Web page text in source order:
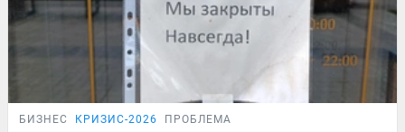
БИЗНЕС КРИЗИС-2026 ПРОБЛЕМА